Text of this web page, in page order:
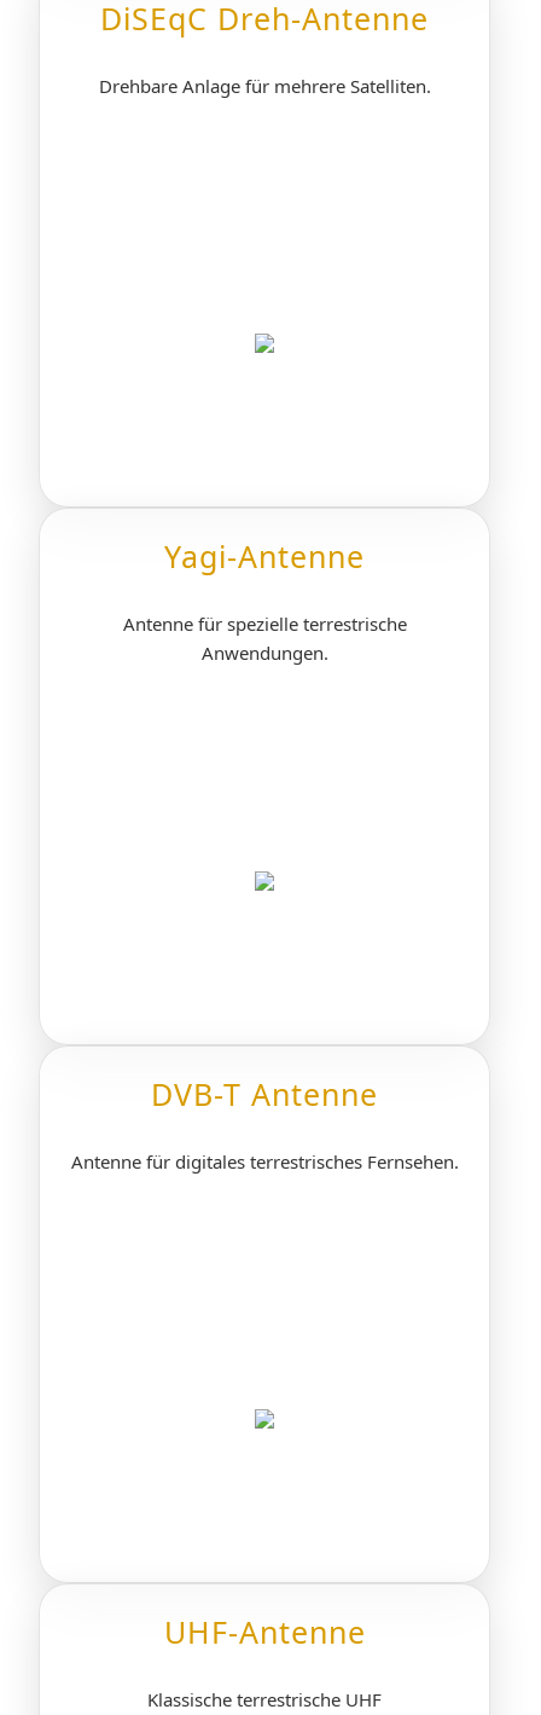
DiSEqC Dreh-Antenne
Drehbare Anlage für mehrere Satelliten.
Yagi-Antenne
Antenne für spezielle terrestrische
Anwendungen.
DVB-T Antenne
Antenne für digitales terrestrisches Fernsehen.
UHF-Antenne
Klassische terrestrische UHF